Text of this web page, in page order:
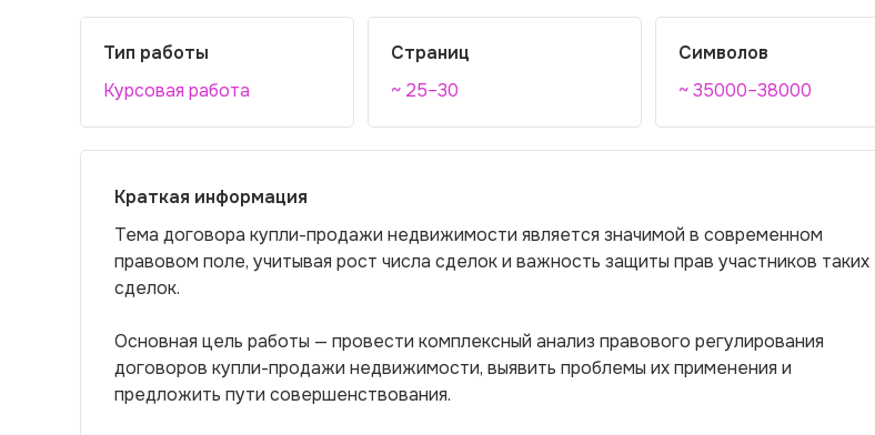
Тип работы
Курсовая работа
Страниц
~ 25–30
Символов
~ 35000–38000
Краткая информация
Тема договора купли-продажи недвижимости является значимой в современном
правовом поле, учитывая рост числа сделок и важность защиты прав участников таких
сделок.
Основная цель работы — провести комплексный анализ правового регулирования
договоров купли-продажи недвижимости, выявить проблемы их применения и
предложить пути совершенствования.